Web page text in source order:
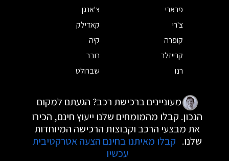
פרארי
צ'אנגן
צ'רי
קאדילק
קופרה
קיה
קרייזלר
רובר
רנו
שברולט
מעוניינים ברכישת רכב? הגעתם למקום
הנכון. קבלו מהמומחים שלנו ייעוץ חינם, הכירו
את מבצעי הרכב וקבוצות הרכישה המיוחדות
שלנו. קבלו מאיתנו בחינם הצעה אטרקטיבית
עכשיו